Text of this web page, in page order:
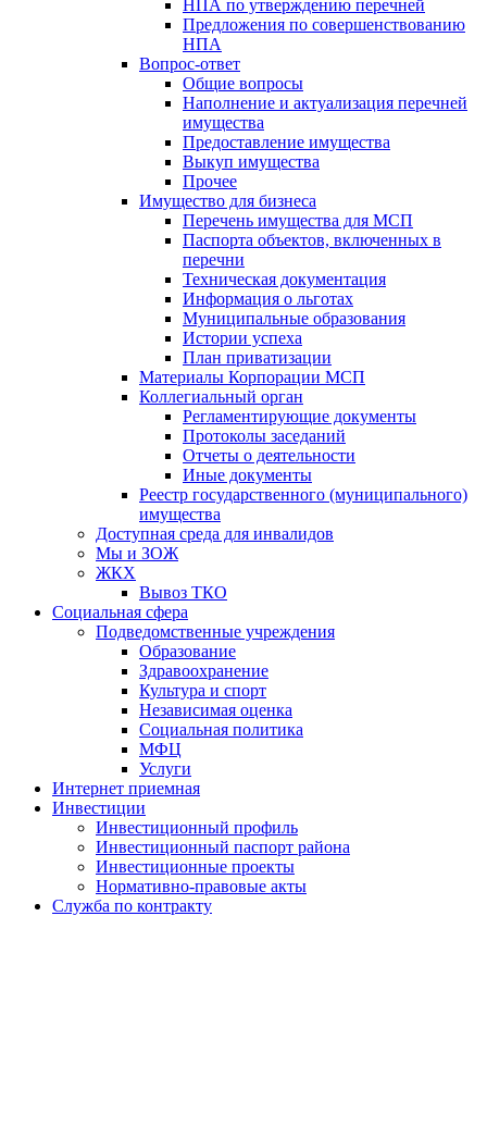
НПА по утверждению перечней
Предложения по совершенствованию
НПА
Вопрос-ответ
Общие вопросы
Наполнение и актуализация перечней
имущества
Предоставление имущества
Выкуп имущества
Прочее
Имущество для бизнеса
Перечень имущества для МСП
Паспорта объектов, включенных в
перечни
Техническая документация
Информация о льготах
Муниципальные образования
Истории успеха
План приватизации
Материалы Корпорации МСП
Коллегиальный орган
Регламентирующие документы
Протоколы заседаний
Отчеты о деятельности
Иные документы
Реестр государственного (муниципального)
имущества
Доступная среда для инвалидов
Мы и ЗОЖ
ЖКХ
Вывоз ТКО
Социальная сфера
Подведомственные учреждения
Образование
Здравоохранение
Культура и спорт
Независимая оценка
Социальная политика
МФЦ
Услуги
Интернет приемная
Инвестиции
Инвестиционный профиль
Инвестиционный паспорт района
Инвестиционные проекты
Нормативно-правовые акты
Служба по контракту